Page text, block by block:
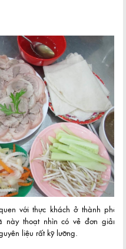
với thực khách ở thành phố
này thoạt nhìn có vẻ đơn giản
liệu rất kỹ lưỡng.